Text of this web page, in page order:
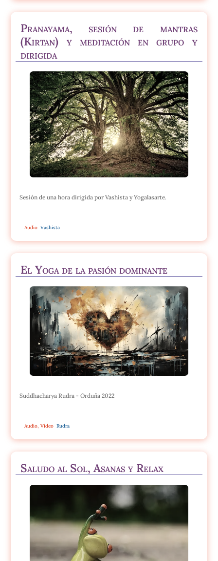
Pranayama, sesión de mantras
(Kirtan) y meditación en grupo y
dirigida
Sesión de una hora dirigida por Vashista y Yogalasarte.
Audio Vashista
El Yoga de la pasión dominante
Suddhacharya Rudra - Orduña 2022
Audio,Vídeo Rudra
Saludo al Sol, Asanas y Relax